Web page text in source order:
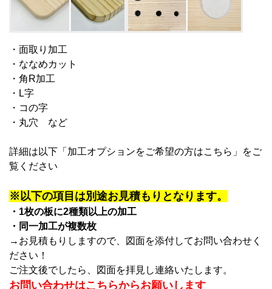
・面取り加工
・ななめカット
・角R加工
・L字
・コの字
・丸穴 など
詳細は以下「加工オプションをご希望の方はこちら」をご
覧ください
※以下の項目は別途お見積もりとなります。
・1枚の板に2種類以上の加工
・同一加工が複数枚
→お見積もりしますので、図面を添付してお問い合わせく
ださい！
ご注文後でしたら、図面を拝見し連絡いたします。
お問い合わせはこちらからお願いします